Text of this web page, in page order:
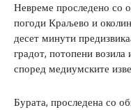
Невреме проследено со
погоди Краљево и
десет минути
градот, потопени возила
според медиумските
Бурата, проследена со